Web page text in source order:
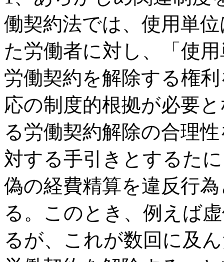
働契約法では、使用単
た労働者に対し、「使
労働契約を解除する権
応の制度的根拠が必要
る労働契約解除の合理
対する手引きとするた
偽の経費精算を違反行
る。このとき、例えば
るが、これが数回に及